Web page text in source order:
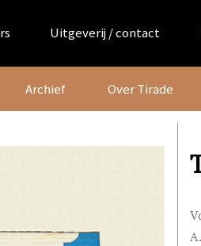
Uitgeverij / contact
Archief Over Tirade